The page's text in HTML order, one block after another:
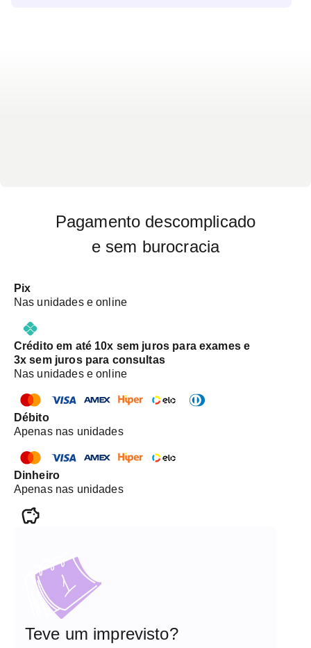
Pagamento descomplicado
e sem burocracia
Pix
Nas unidades e online
Crédito em até 10x sem juros para exames e
3x sem juros para consultas
Nas unidades e online
Débito
Apenas nas unidades
Dinheiro
Apenas nas unidades
Teve um imprevisto?